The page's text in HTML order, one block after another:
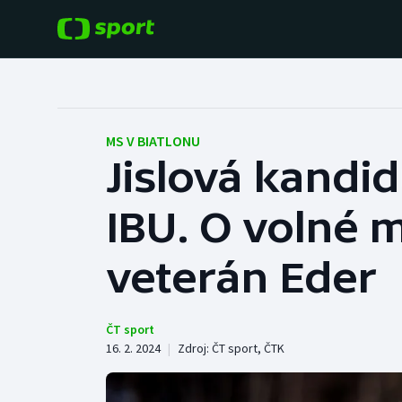
Hokej
Tenis
Baseball a softbal
Basketbal
Biatlon
MS V BIATLONU
Jislová
IBU. O volné
veterán Eder
ČT sport
16. 2. 2024 | Zdroj: ČT sport, ČTK